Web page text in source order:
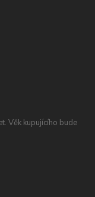
Věk kupujícího bude